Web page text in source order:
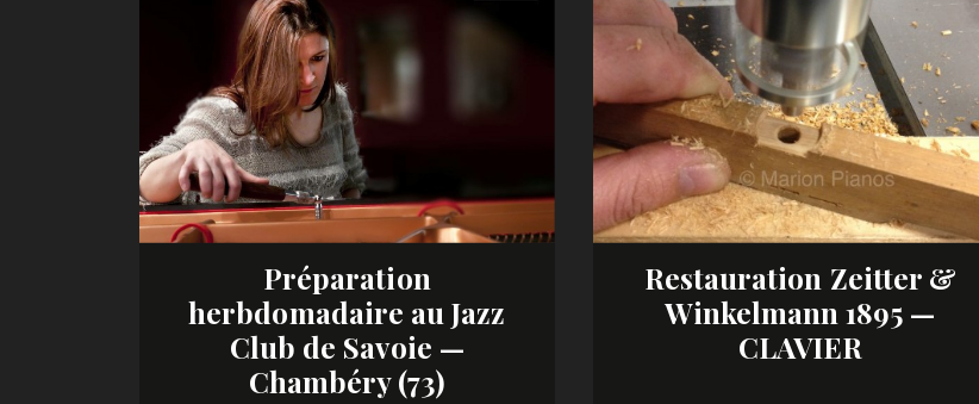
Préparation
herbdomadaire au Jazz
Club de Savoie —
Chambéry (73)
Restauration Zeitter &
Winkelmann 1895 —
CLAVIER